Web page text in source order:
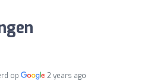
op 2 years ago